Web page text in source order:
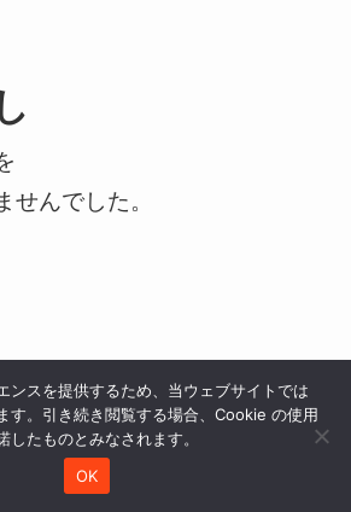
せんでした。
ネスが
ンスを提供するため、当ウェブサイトでは
す。引き続き閲覧する場合、Cookie の使用
したものとみなされます。
OK